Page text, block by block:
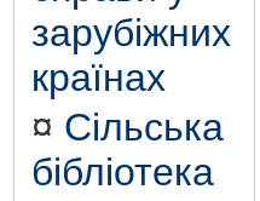
зарубіжних
країнах
¤ Сільська
бібліотека